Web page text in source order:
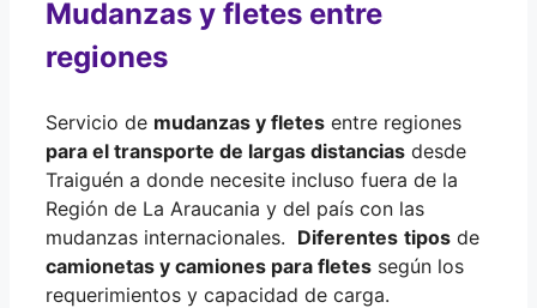
Mudanzas y fletes entre
regiones
Servicio de mudanzas y fletes entre regiones
para el transporte de largas distancias desde
Traiguén a donde necesite incluso fuera de la
Región de La Araucania y del país con las
mudanzas internacionales. Diferentes tipos de
camionetas y camiones para fletes según los
requerimientos y capacidad de carga.